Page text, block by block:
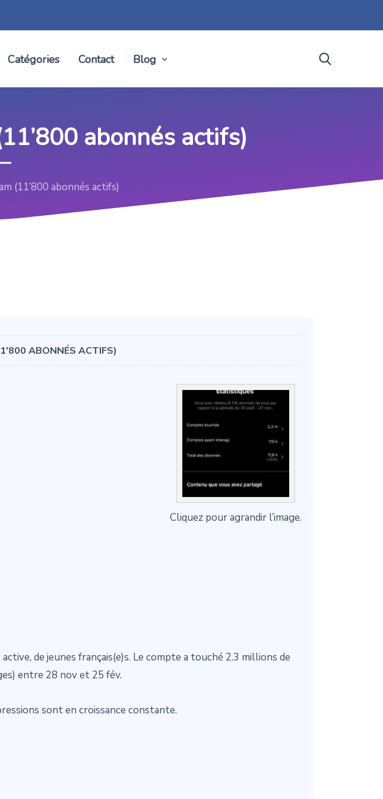
Catégories Contact Blog
abonnés actifs)
(11’800 abonnés actifs)
ABONNÉS ACTIFS)
Cliquez pour agrandir l’image.
de jeunes français(e)s. Le compte a touché 2.3 millions de
entre 28 nov et 25 fév.
sont en croissance constante.